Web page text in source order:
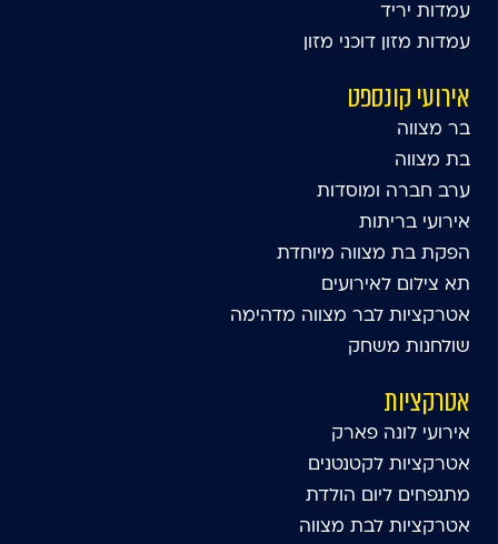
עמדות יריד
עמדות מזון דוכני מזון
אירועי קונספט
בר מצווה
בת מצווה
ערב חברה ומוסדות
אירועי בריתות
הפקת בת מצווה מיוחדת
תא צילום לאירועים
אטרקציות לבר מצווה מדהימה
שולחנות משחק
אטרקציות
אירועי לונה פארק
אטרקציות לקטנטנים
מתנפחים ליום הולדת
אטרקציות לבת מצווה